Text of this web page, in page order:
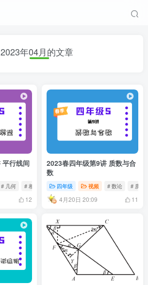
2023年04月的文章
平行线间
# 几何 # 相似模型
12
2023春四年级第9讲 质数与合
数
四年级 视频 # 数论 # 质数
4月20日 20:09 11